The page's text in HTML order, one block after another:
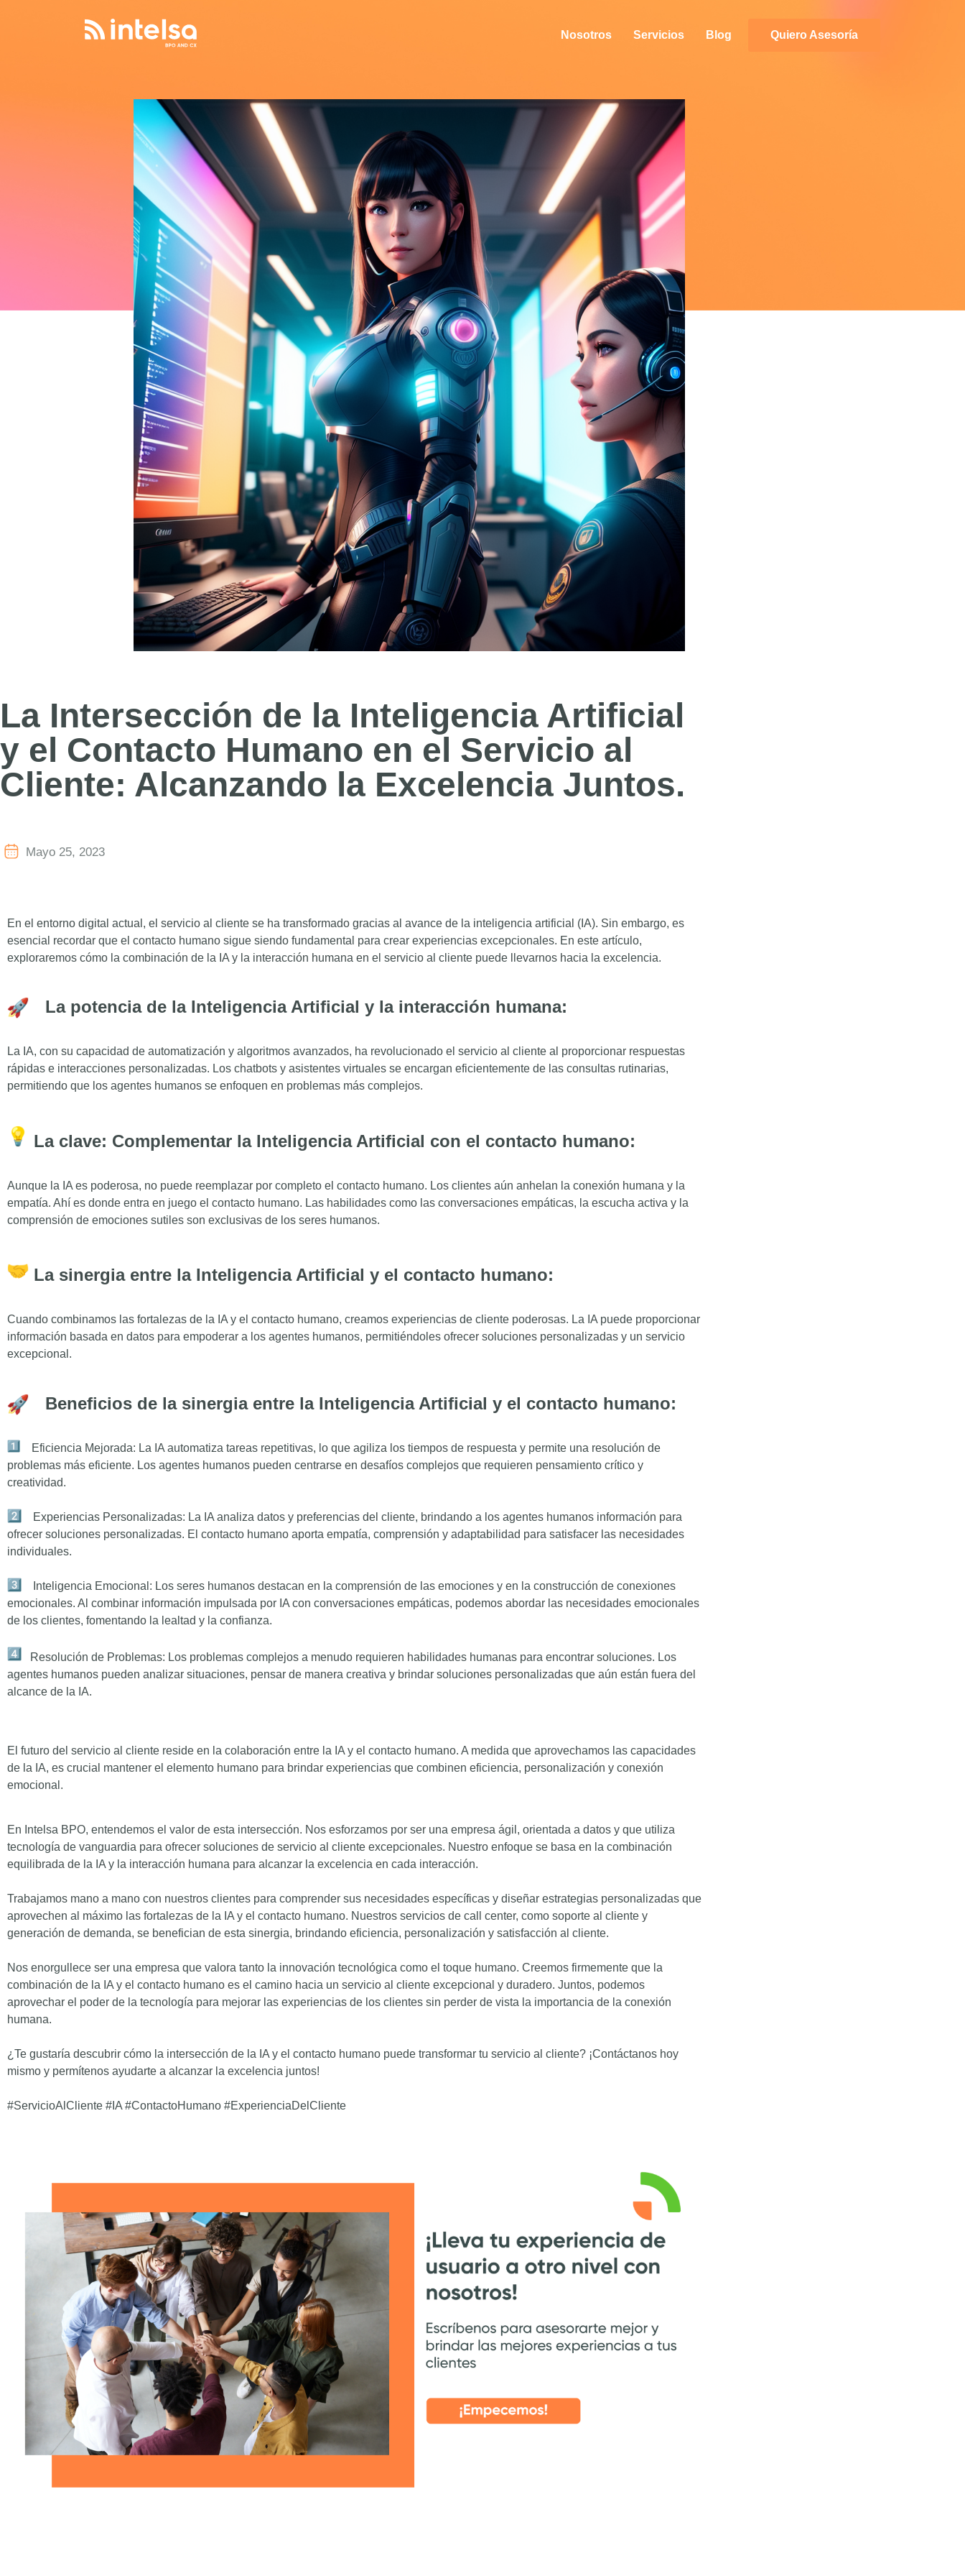
Nosotros Servicios Blog Quiero Asesoría
La Intersección de la Inteligencia Artificial
y el Contacto Humano en el Servicio al
Cliente: Alcanzando la Excelencia Juntos.
Mayo 25, 2023
En el entorno digital actual, el servicio al cliente se ha transformado gracias al avance de la inteligencia artificial (IA). Sin embargo, es
esencial recordar que el contacto humano sigue siendo fundamental para crear experiencias excepcionales. En este artículo,
exploraremos cómo la combinación de la IA y la interacción humana en el servicio al cliente puede llevarnos hacia la excelencia.
La potencia de la Inteligencia Artificial y la interacción humana:
La IA, con su capacidad de automatización y algoritmos avanzados, ha revolucionado el servicio al cliente al proporcionar respuestas
rápidas e interacciones personalizadas. Los chatbots y asistentes virtuales se encargan eficientemente de las consultas rutinarias,
permitiendo que los agentes humanos se enfoquen en problemas más complejos.
La clave: Complementar la Inteligencia Artificial con el contacto humano:
Aunque la IA es poderosa, no puede reemplazar por completo el contacto humano. Los clientes aún anhelan la conexión humana y la
empatía. Ahí es donde entra en juego el contacto humano. Las habilidades como las conversaciones empáticas, la escucha activa y la
comprensión de emociones sutiles son exclusivas de los seres humanos.
La sinergia entre la Inteligencia Artificial y el contacto humano:
Cuando combinamos las fortalezas de la IA y el contacto humano, creamos experiencias de cliente poderosas. La IA puede proporcionar
información basada en datos para empoderar a los agentes humanos, permitiéndoles ofrecer soluciones personalizadas y un servicio
excepcional.
Beneficios de la sinergia entre la Inteligencia Artificial y el contacto humano:
Eficiencia Mejorada: La IA automatiza tareas repetitivas, lo que agiliza los tiempos de respuesta y permite una resolución de
problemas más eficiente. Los agentes humanos pueden centrarse en desafíos complejos que requieren pensamiento crítico y
creatividad.
Experiencias Personalizadas: La IA analiza datos y preferencias del cliente, brindando a los agentes humanos información para
ofrecer soluciones personalizadas. El contacto humano aporta empatía, comprensión y adaptabilidad para satisfacer las necesidades
individuales.
Inteligencia Emocional: Los seres humanos destacan en la comprensión de las emociones y en la construcción de conexiones
emocionales. Al combinar información impulsada por IA con conversaciones empáticas, podemos abordar las necesidades emocionales
de los clientes, fomentando la lealtad y la confianza.
Resolución de Problemas: Los problemas complejos a menudo requieren habilidades humanas para encontrar soluciones. Los
agentes humanos pueden analizar situaciones, pensar de manera creativa y brindar soluciones personalizadas que aún están fuera del
alcance de la IA.
El futuro del servicio al cliente reside en la colaboración entre la IA y el contacto humano. A medida que aprovechamos las capacidades
de la IA, es crucial mantener el elemento humano para brindar experiencias que combinen eficiencia, personalización y conexión
emocional.
En Intelsa BPO, entendemos el valor de esta intersección. Nos esforzamos por ser una empresa ágil, orientada a datos y que utiliza
tecnología de vanguardia para ofrecer soluciones de servicio al cliente excepcionales. Nuestro enfoque se basa en la combinación
equilibrada de la IA y la interacción humana para alcanzar la excelencia en cada interacción.
Trabajamos mano a mano con nuestros clientes para comprender sus necesidades específicas y diseñar estrategias personalizadas que
aprovechen al máximo las fortalezas de la IA y el contacto humano. Nuestros servicios de call center, como soporte al cliente y
generación de demanda, se benefician de esta sinergia, brindando eficiencia, personalización y satisfacción al cliente.
Nos enorgullece ser una empresa que valora tanto la innovación tecnológica como el toque humano. Creemos firmemente que la
combinación de la IA y el contacto humano es el camino hacia un servicio al cliente excepcional y duradero. Juntos, podemos
aprovechar el poder de la tecnología para mejorar las experiencias de los clientes sin perder de vista la importancia de la conexión
humana.
¿Te gustaría descubrir cómo la intersección de la IA y el contacto humano puede transformar tu servicio al cliente? ¡Contáctanos hoy
mismo y permítenos ayudarte a alcanzar la excelencia juntos!
#ServicioAlCliente #IA #ContactoHumano #ExperienciaDelCliente